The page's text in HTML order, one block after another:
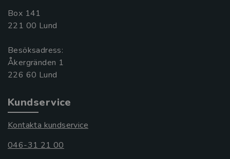
Box 141
221 00 Lund
Besöksadress:
Åkergränden 1
Kundservice
Kontakta kundservice
046-31 21 00